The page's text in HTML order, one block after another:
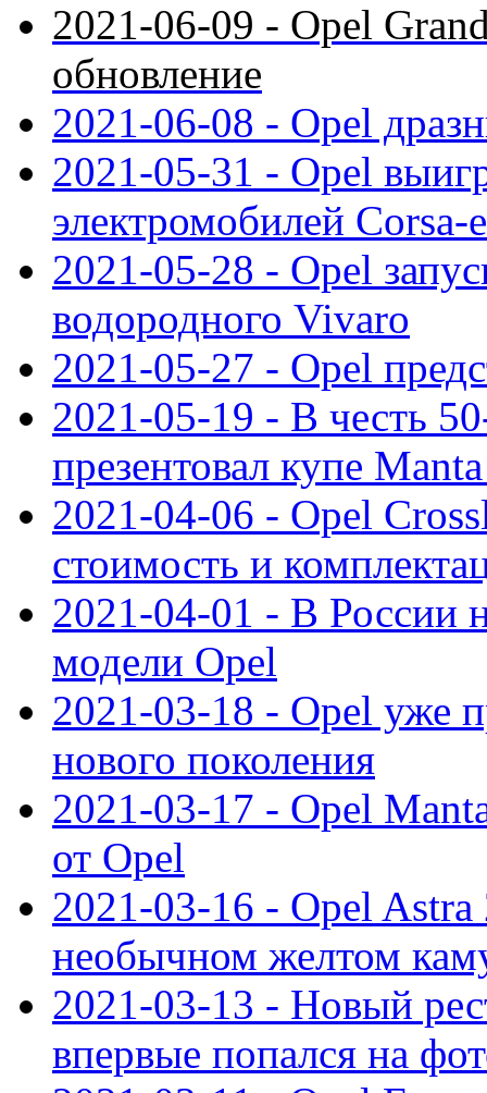
2021-06-09 - Opel
обновление
2021-06-08 - Opel
2021-05-31 - Opel
электромобилей Corsa-e
2021-05-28 - Opel
водородного Vivaro
2021-05-27 - Opel
2021-05-19 - В честь
презентовал купе
2021-04-06 - Opel
стоимость и
2021-04-01 - В России
модели Opel
2021-03-18 - Opel уже
нового поколения
2021-03-17 - Opel
от Opel
2021-03-16 - Opel Astra
необычном желтом
2021-03-13 - Новый
впервые попался на